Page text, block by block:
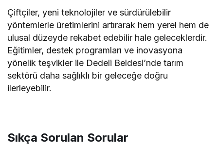
Çiftçiler, yeni teknolojiler ve sürdürülebilir
yöntemlerle üretimlerini artırarak hem yerel hem de
ulusal düzeyde rekabet edebilir hale geleceklerdir.
Eğitimler, destek programları ve inovasyona
yönelik teşvikler ile Dedeli Beldesi’nde tarım
sektörü daha sağlıklı bir geleceğe doğru
ilerleyebilir.
Sıkça Sorulan Sorular